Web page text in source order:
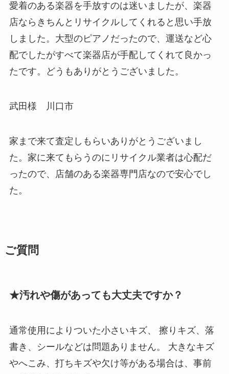
愛着のある楽器を手放すのは迷いましたが、楽器
店ならきちんとリサイクルしてくれると思い手放
しました。大型のピアノだったので、運送など心
配でしたがすべて楽器店が手配してくれて良かっ
たです。どうもありがとうございました。
武田様 川口市
家まで来て査定しもらいありがとうございまし
た。家に来てもらうのにリサイクル業者は心配だ
ったので、店舗のある楽器専門店なので安心でし
た。
ご質問
★汚れや傷があっても大丈夫ですか？
通常使用によりついた小さいキズ、 擦りキズ、落
書き、シールなどは問題ありません。 大きなキズ
やへこみ、打ちキズや欠け等がある場合は、事前